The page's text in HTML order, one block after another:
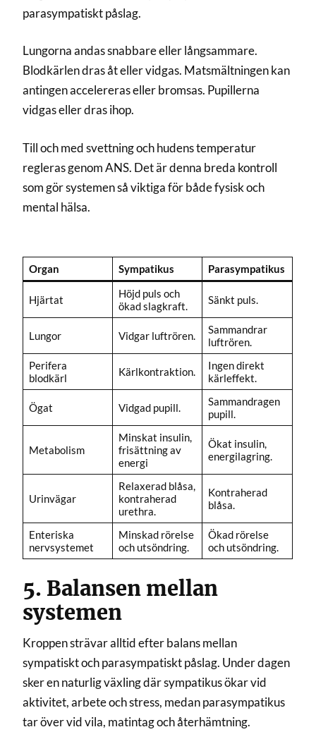
parasympatiskt påslag.
Lungorna andas snabbare eller långsammare.
Blodkärlen dras åt eller vidgas. Matsmältningen kan
antingen accelereras eller bromsas. Pupillerna
vidgas eller dras ihop.
Till och med svettning och hudens temperatur
regleras genom ANS. Det är denna breda kontroll
som gör systemen så viktiga för både fysisk och
mental hälsa.
Organ Sympatikus Parasympatikus
Hjärtat
Höjd puls och
ökad slagkraft.
Sänkt puls.
Lungor Vidgar luftrören.
Sammandrar
luftrören.
Perifera
blodkärl
Kärlkontraktion.
Ingen direkt
kärleffekt.
Ögat Vidgad pupill.
Sammandragen
pupill.
Metabolism
Minskat insulin,
frisättning av
energi
Ökat insulin,
energilagring.
Urinvägar
Relaxerad blåsa,
kontraherad
urethra.
Kontraherad
blåsa.
Enteriska
nervsystemet
Minskad rörelse
och utsöndring.
Ökad rörelse
och utsöndring.
5. Balansen mellan
systemen
Kroppen strävar alltid efter balans mellan
sympatiskt och parasympatiskt påslag. Under dagen
sker en naturlig växling där sympatikus ökar vid
aktivitet, arbete och stress, medan parasympatikus
tar över vid vila, matintag och återhämtning.